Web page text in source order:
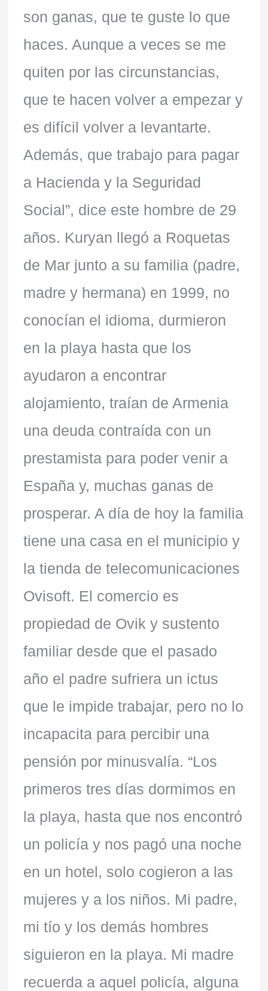
son ganas, que te guste lo que
haces. Aunque a veces se me
quiten por las circunstancias,
que te hacen volver a empezar y
es difícil volver a levantarte.
Además, que trabajo para pagar
a Hacienda y la Seguridad
Social”, dice este hombre de 29
años. Kuryan llegó a Roquetas
de Mar junto a su familia (padre,
madre y hermana) en 1999, no
conocían el idioma, durmieron
en la playa hasta que los
ayudaron a encontrar
alojamiento, traían de Armenia
una deuda contraída con un
prestamista para poder venir a
España y, muchas ganas de
prosperar. A día de hoy la familia
tiene una casa en el municipio y
la tienda de telecomunicaciones
Ovisoft. El comercio es
propiedad de Ovik y sustento
familiar desde que el pasado
año el padre sufriera un ictus
que le impide trabajar, pero no lo
incapacita para percibir una
pensión por minusvalía. “Los
primeros tres días dormimos en
la playa, hasta que nos encontró
un policía y nos pagó una noche
en un hotel, solo cogieron a las
mujeres y a los niños. Mi padre,
mi tío y los demás hombres
siguieron en la playa. Mi madre
recuerda a aquel policía, alguna